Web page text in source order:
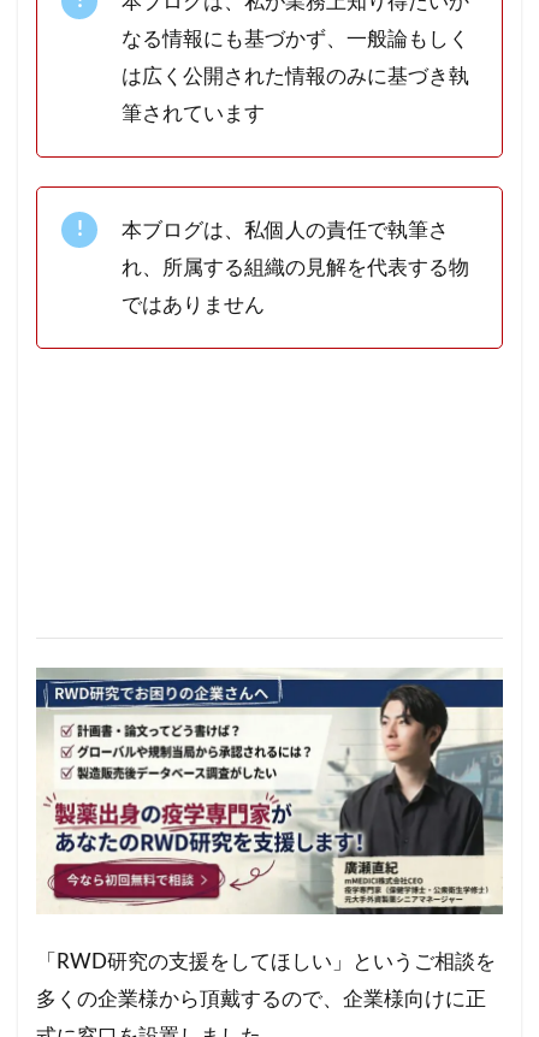
なる情報にも基づかず、一般論もしく
は広く公開された情報のみに基づき執
筆されています
本ブログは、私個人の責任で執筆さ
れ、所属する組織の見解を代表する物
ではありません
「RWD研究の支援をしてほしい」というご相談を
多くの企業様から頂戴するので、企業様向けに正